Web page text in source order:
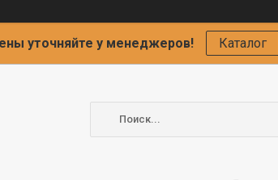
уточняйте у менеджеров! Каталог